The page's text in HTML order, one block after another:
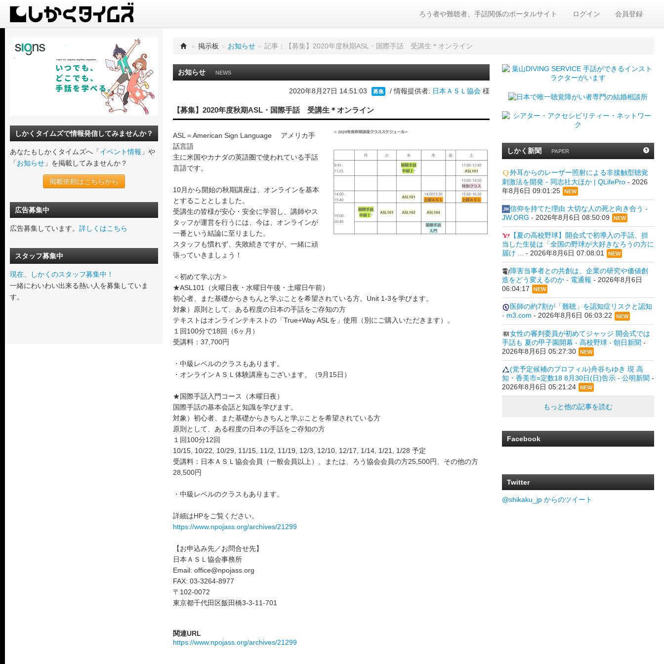
ログイン 会員登録
ろう者や難聴者、手話関係のポータルサイト
しかくタイムズで情報発信してみませんか？
あなたもしかくタイムズへ「イベント情報 」や
「お知らせ 」を掲載してみませんか？
掲載依頼はこちらから
広告募集中
広告募集しています。 詳しくはこちら
スタッフ募集中
現在、しかくのスタッフ募集中！
一緒にわいわい出来る熱い人を募集していま
す。
» 掲示板 » お知らせ » 記事：【募集】2020年度秋期ASL・国際手話 受講生＊オンライン
お知らせ NEWS
2020年8月27日 14:51:03 募集 / 情報提供者: 日本ＡＳＬ協会 様
【募集】2020年度秋期ASL・国際手話 受講生＊オンライン
ASL＝American Sign Language アメリカ手
話言語
主に米国やカナダの英語圏で使われている手話
言語です。
10月から開始の秋期講座は、オンラインを基本
とすることとしました。
受講生の皆様が安心・安全に学習し、講師やス
タッフが運営を行うには、今は、オンラインが
一番という結論に至りました。
スタッフも慣れず、失敗続きですが、一緒に頑
張っていきましょう！
＜初めて学ぶ方＞
★ASL101（火曜日夜・水曜日午後・土曜日午前）
初心者、また基礎からきちんと学ぶことを希望されている方。Unit 1-3を学びます。
対象）原則として、ある程度の日本の手話をご存知の方
テキストはオンラインテキストの「True+Way ASLを」使用（別にご購入いただきます）。
１回100分で18回（6ヶ月）
受講料：37,700円
・中級レベルのクラスもあります。
・オンラインＡＳＬ体験講座もございます。（9月15日）
★国際手話入門コース（木曜日夜）
国際手話の基本会話と知識を学びます。
対象）初心者、また基礎からきちんと学ぶことを希望されている方
原則として、ある程度の日本の手話をご存知の方
１回100分12回
10/15, 10/22, 10/29, 11/15, 11/2, 11/19, 12/3, 12/10, 12/17, 1/14, 1/21, 1/28 予定
受講料：日本ＡＳＬ協会会員（一般会員以上）、または、ろう協会会員の方25,500円、その他の方
28,500円
・中級レベルのクラスもあります。
詳細はHPをご覧ください。
https://www.npojass.org/archives/21299
【お申込み先／お問合せ先】
日本ＡＳＬ協会事務所
Email: office@npojass.org
FAX: 03-3264-8977
〒102-0072
東京都千代田区飯田橋3-3-11-701
関連URL
https://www.npojass.org/archives/21299
しかく新聞 PAPER
外耳からのレーザー照射による非接触型聴覚
刺激法を開発－同志社大ほか | QLifePro- 2026
年8月6日 09:01:25
NEW
信仰を持てた理由 大切な人の死と向き合う -
JW.ORG - 2026年8月6日 08:50:09 NEW
【夏の高校野球】開会式で初導入の手話、担
当した生徒は「全国の野球が大好きなろうの方に
届け ...
- 2026年8月6日 07:08:01 NEW
障害当事者との共創は、企業の研究や価値創
造をどう変えるのか - 電通報 - 2026年8月6日
06:04:17
NEW
医師の約7割が「難聴」を認知症リスクと認知
- m3.com - 2026年8月6日 06:03:22 NEW
女性の審判委員が初めてジャッジ 開会式では
手話も 夏の甲子園開幕 - 高校野球 - 朝日新聞 -
2026年8月6日 05:27:30
NEW
(党予定候補のプロフィル)舟谷ちゆき 現 高
知・香美市=定数18 8月30日(日)告示 - 公明新聞 -
2026年8月6日 05:21:24
NEW
もっと他の記事を読む
Facebook
Twitter
@shikaku_jp からのツイート